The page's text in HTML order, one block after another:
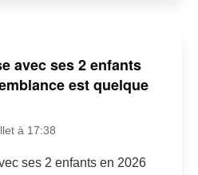
avec ses 2 enfants
est quelque
à 17:38
ses 2 enfants en 2026